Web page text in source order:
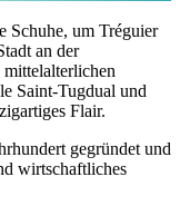
Schuhe, um Tréguier
an der
Saint-Tugdual und
Flair.
gegründet und
wirtschaftliches